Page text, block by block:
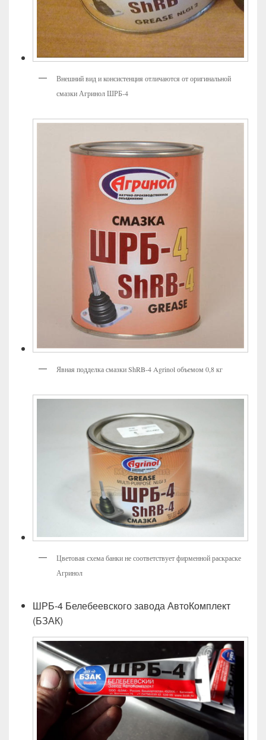
Внешний вид и консистенция отличаются от оригинальной
смазки Агринол ШРБ-4
Явная подделка смазки ShRB-4 Agrinol объемом 0,8 кг
Цветовая схема банки не соответствует фирменной раскраске
Агринол
ШРБ-4 Белебеевского завода АвтоКомплект
(БЗАК)